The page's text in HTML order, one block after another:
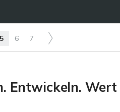
5 6 7
Entwickeln. Wert